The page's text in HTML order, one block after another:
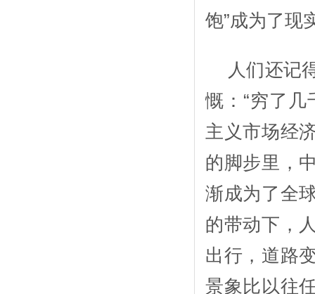
饱”成为了现
人们还记
慨：“穷了几
主义市场经
的脚步里，
渐成为了全
的带动下，
出行，道路
景象比以往